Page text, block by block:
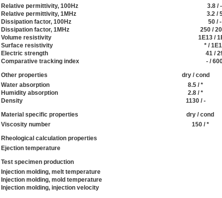
Relative permittivity, 100Hz
3.8 / -
Relative permittivity, 1MHz
3.2 /
Dissipation factor, 100Hz
50 / -
Dissipation factor, 1MHz
250 /
Volume resistivity
1E13 /
Surface resistivity
* /
Electric strength
41 /
Comparative tracking index
- /
Other properties
dry / cond
Water absorption
8.5 / *
Humidity absorption
2.8 / *
Density
1130 / -
Material specific properties
dry / cond
Viscosity number
150 / *
Rheological calculation properties
Ejection temperature
Test specimen production
Injection molding, melt temperature
Injection molding, mold temperature
Injection molding, injection velocity